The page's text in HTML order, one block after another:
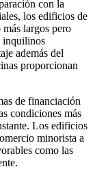
con la
los edificios de
largos pero
inquilinos
además del
proporcionan
de financiación
condiciones más
Los edificios
minorista a
como las